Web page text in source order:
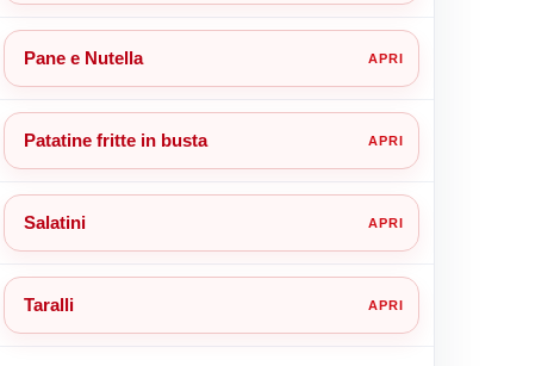
Pane e Nutella
Patatine fritte in busta
Salatini
Taralli